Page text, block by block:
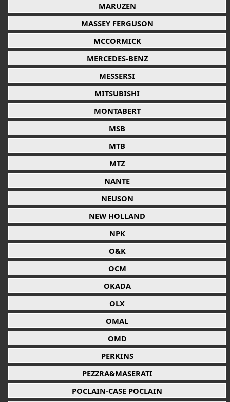
MARUZEN
MASSEY FERGUSON
MCCORMICK
MERCEDES-BENZ
MESSERSI
MITSUBISHI
MONTABERT
MSB
MTB
MTZ
NANTE
NEUSON
NEW HOLLAND
NPK
O&K
OCM
OKADA
OLX
OMAL
OMD
PERKINS
PEZZRA&MASERATI
POCLAIN-CASE POCLAIN